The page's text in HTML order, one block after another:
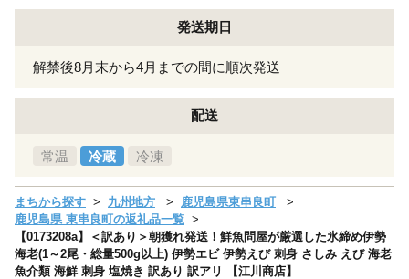
発送期日
解禁後8月末から4月までの間に順次発送
配送
常温 冷蔵 冷凍
まちから探す 九州地方
鹿児島県東串良町
鹿児島県 東串良町の返礼品一覧
【0173208a】＜訳あり＞朝獲れ発送！鮮魚問屋が厳選した氷締め伊勢
海老(1～2尾・総量500g以上) 伊勢エビ 伊勢えび 刺身 さしみ えび 海老
魚介類 海鮮 刺身 塩焼き 訳あり 訳アリ 【江川商店】